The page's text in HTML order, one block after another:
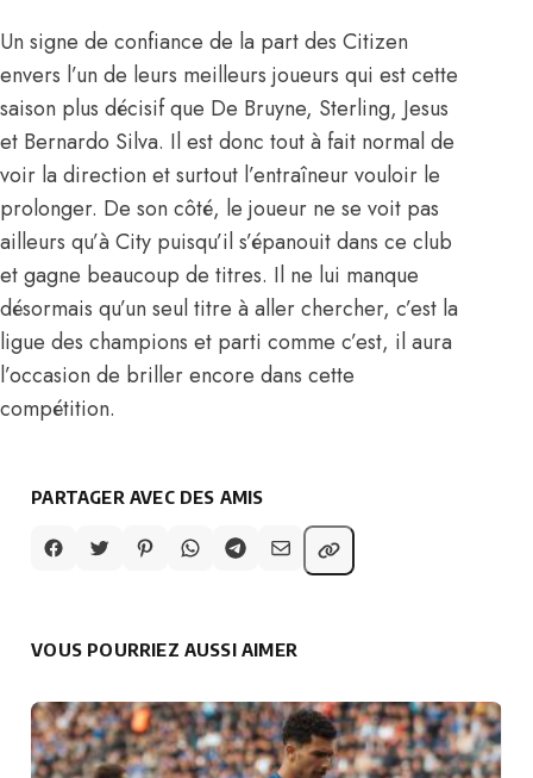
Un signe de confiance de la part des Citizen
envers l’un de leurs meilleurs joueurs qui est cette
saison plus décisif que De Bruyne, Sterling, Jesus
et Bernardo Silva. Il est donc tout à fait normal de
voir la direction et surtout l’entraîneur vouloir le
prolonger. De son côté, le joueur ne se voit pas
ailleurs qu’à City puisqu’il s’épanouit dans ce club
et gagne beaucoup de titres. Il ne lui manque
désormais qu’un seul titre à aller chercher, c’est la
ligue des champions et parti comme c’est, il aura
l’occasion de briller encore dans cette
compétition.
PARTAGER AVEC DES AMIS
VOUS POURRIEZ AUSSI AIMER